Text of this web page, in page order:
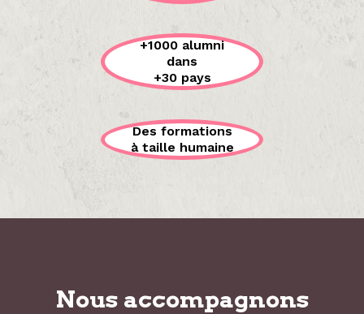
+1000 alumni
dans
+30 pays
Des formations
à taille humaine
Nous accompagnons